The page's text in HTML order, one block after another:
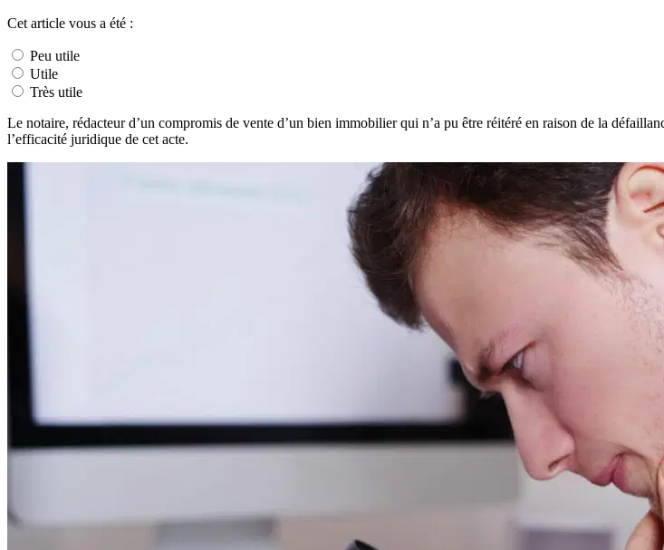
Cet article vous a été :
Peu utile
Utile
Très utile
Le notaire, rédacteur d’un compromis de vente d’un bien immobilier qui n’a pu être réitéré en raison de la
l’efficacité juridique de cet acte.